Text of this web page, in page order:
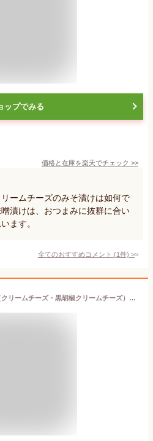
ップでみる
価格と在庫を楽天でチェック >>
ームチーズのみそ漬けは如何で
漬けは、おつまみに抜群に合い
ます。
全てのおすすめコメント (1件) >
みそ漬チーズ2種セット（クリームチーズ・黒胡椒クリームチーズ）35g×2 / 福島県 みそ漬処 香の蔵 【 チーズセット 】【 みそ漬チーズ 】【 5734 】【 おつまみ 】【 おつまみセット 】【 父の日 お中元 贈り物 ギフト プレゼント 】